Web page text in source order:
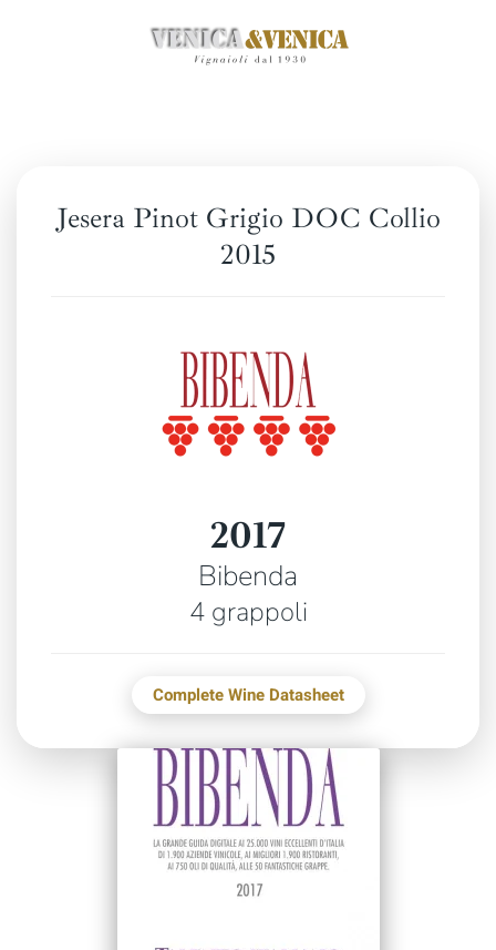
Jesera Pinot Grigio DOC Collio
2015
2017
Bibenda
4 grappoli
Complete Wine Datasheet